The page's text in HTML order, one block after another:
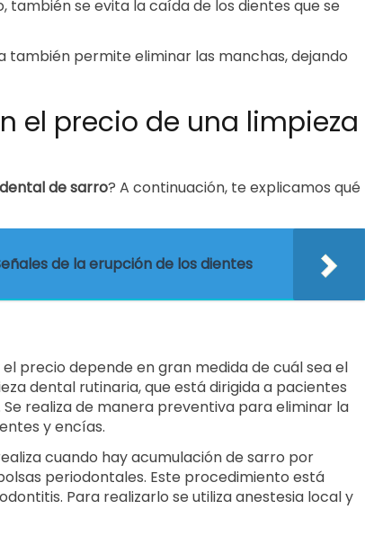
se evita la caída de los dientes que se
permite eliminar las manchas, dejando
el precio de una limpieza
de sarro? A continuación, te explicamos qué
de la erupción de los dientes
precio depende en gran medida de cuál sea el
dental rutinaria, que está dirigida a pacientes
realiza de manera preventiva para eliminar la
y encías.
cuando hay acumulación de sarro por
periodontales. Este procedimiento está
Para realizarlo se utiliza anestesia local y